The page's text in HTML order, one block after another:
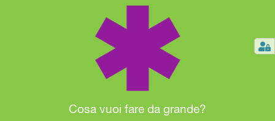
Cosa vuoi fare da grande?